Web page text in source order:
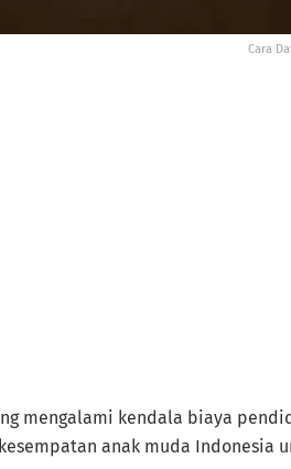
Cara
mengalami kendala biaya
anak muda Indonesia